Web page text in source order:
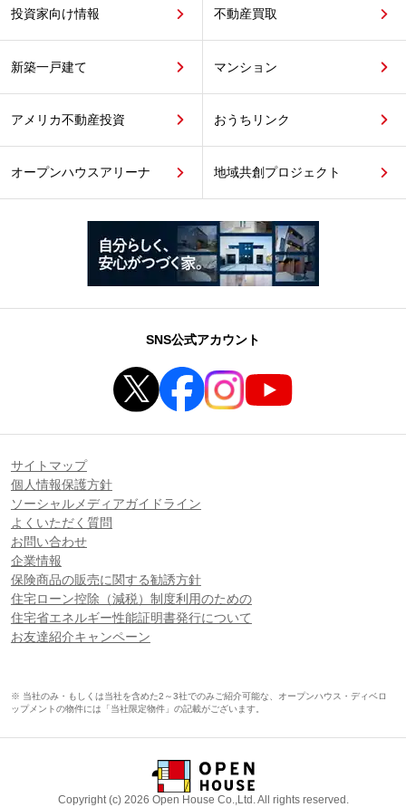
投資家向け情報 不動産買取
新築一戸建て マンション
アメリカ不動産投資 おうちリンク
オープンハウスアリーナ 地域共創プロジェクト
SNS公式アカウント
サイトマップ
個人情報保護方針
ソーシャルメディアガイドライン
よくいただく質問
お問い合わせ
企業情報
保険商品の販売に関する勧誘方針
住宅ローン控除（減税）制度利用のための
住宅省エネルギー性能証明書発行について
お友達紹介キャンペーン
※ 当社のみ・もしくは当社を含めた2～3社でのみご紹介可能な、オープンハウス・ディベロ
ップメントの物件には「当社限定物件」の記載がございます。
Copyright (c) 2026 Open House Co.,Ltd. All rights reserved.